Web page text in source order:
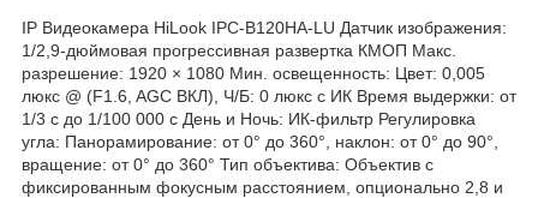
IP Видеокамера HiLook IPC-B120HA-LU Датчик изображения:
1/2,9-дюймовая прогрессивная развертка КМОП Макс.
разрешение: 1920 × 1080 Мин. освещенность: Цвет: 0,005
люкс @ (F1.6, AGC ВКЛ), Ч/Б: 0 люкс с ИК Время выдержки: от
1/3 с до 1/100 000 с День и Ночь: ИК-фильтр Регулировка
угла: Панорамирование: от 0° до 360°, наклон: от 0° до 90°,
вращение: от 0° до 360° Тип объектива: Объектив с
фиксированным фокусным расстоянием, опционально 2,8 и